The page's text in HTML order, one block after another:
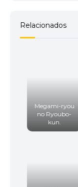
Relacionados
Megami-ryou
no Ryoubo-
kun.